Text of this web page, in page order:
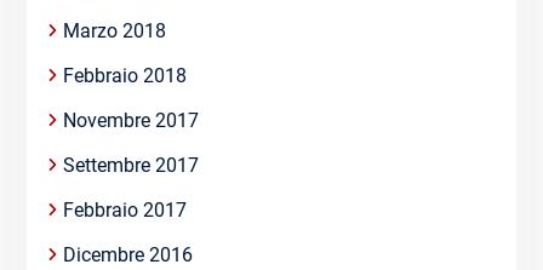
Marzo 2018
Febbraio 2018
Novembre 2017
Settembre 2017
Febbraio 2017
Dicembre 2016